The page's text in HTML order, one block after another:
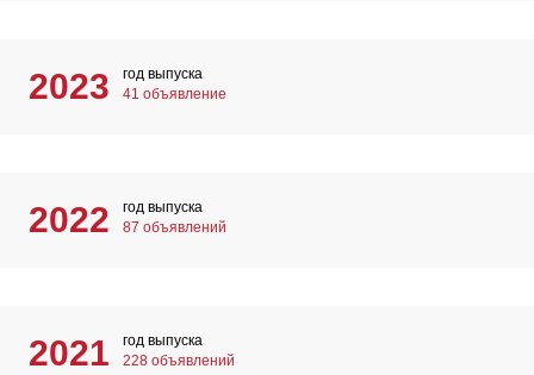
2023
год выпуска
41 объявление
2022
год выпуска
87 объявлений
2021
год выпуска
228 объявлений